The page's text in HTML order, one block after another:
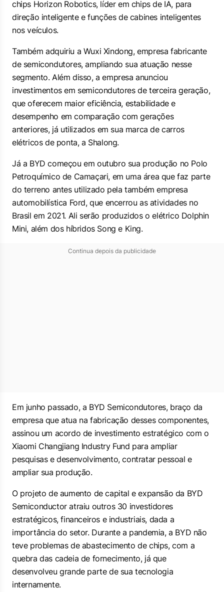
chips Horizon Robotics, líder em chips de IA, para
direção inteligente e funções de cabines inteligentes
nos veículos.
Também adquiriu a Wuxi Xindong, empresa fabricante
de semicondutores, ampliando sua atuação nesse
segmento. Além disso, a empresa anunciou
investimentos em semicondutores de terceira geração,
que oferecem maior eficiência, estabilidade e
desempenho em comparação com gerações
anteriores, já utilizados em sua marca de carros
elétricos de ponta, a Shalong.
Já a BYD começou em outubro sua produção no Polo
Petroquímico de Camaçari, em uma área que faz parte
do terreno antes utilizado pela também empresa
automobilística Ford, que encerrou as atividades no
Brasil em 2021. Ali serão produzidos o elétrico Dolphin
Mini, além dos híbridos Song e King.
Continua depois da publicidade
Em junho passado, a BYD Semicondutores, braço da
empresa que atua na fabricação desses componentes,
assinou um acordo de investimento estratégico com o
Xiaomi Changjiang Industry Fund para ampliar
pesquisas e desenvolvimento, contratar pessoal e
ampliar sua produção.
O projeto de aumento de capital e expansão da BYD
Semiconductor atraiu outros 30 investidores
estratégicos, financeiros e industriais, dada a
importância do setor. Durante a pandemia, a BYD não
teve problemas de abastecimento de chips, com a
quebra das cadeia de fornecimento, já que
desenvolveu grande parte de sua tecnologia
internamente.